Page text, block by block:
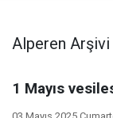
Alperen Arşivi
1 Mayıs